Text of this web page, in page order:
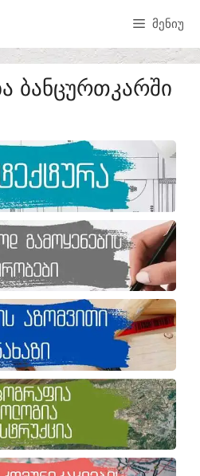
ᲛᲔᲜᲘᲣ
ᲑᲐᲜᲪᲣᲠᲗᲙᲐᲠᲨᲘ